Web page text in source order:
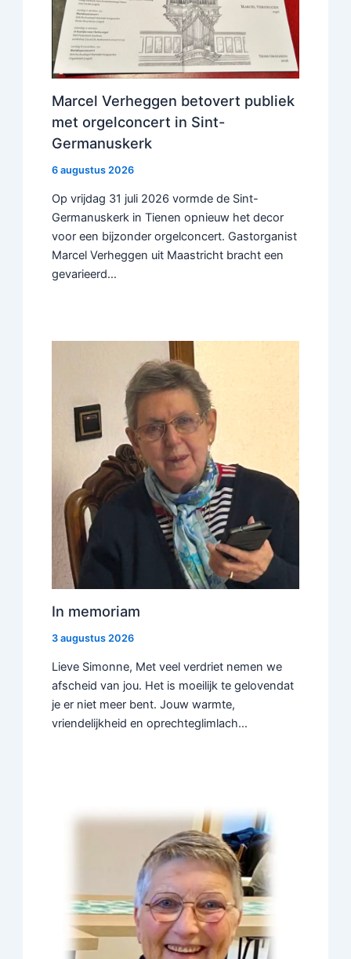
Marcel Verheggen betovert publiek
met orgelconcert in Sint-
Germanuskerk
6 augustus 2026
Op vrijdag 31 juli 2026 vormde de Sint-
Germanuskerk in Tienen opnieuw het decor
voor een bijzonder orgelconcert. Gastorganist
Marcel Verheggen uit Maastricht bracht een
gevarieerd…
In memoriam
3 augustus 2026
Lieve Simonne, Met veel verdriet nemen we
afscheid van jou. Het is moeilijk te gelovendat
je er niet meer bent. Jouw warmte,
vriendelijkheid en oprechteglimlach…